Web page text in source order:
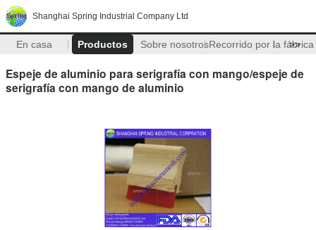
Shanghai Spring Industrial Company Ltd
En casa Productos Sobre nosotrosRecorrido por la fábrica
>>
Espeje de aluminio para serigrafía con mango/espeje de
serigrafía con mango de aluminio